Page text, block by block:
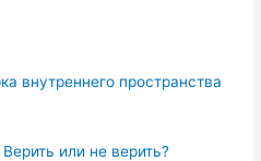
внутреннего пространства
или не верить?